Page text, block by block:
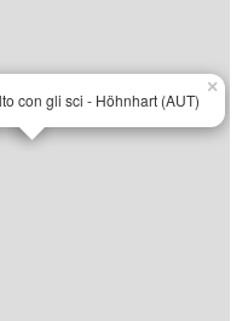
con gli sci - Höhnhart (AUT)
×